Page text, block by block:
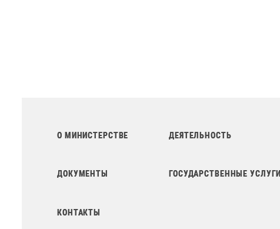
О МИНИСТЕРСТВЕ ДЕЯТЕЛЬНОСТЬ
ДОКУМЕНТЫ ГОСУДАРСТВЕННЫЕ УСЛУГИ
КОНТАКТЫ